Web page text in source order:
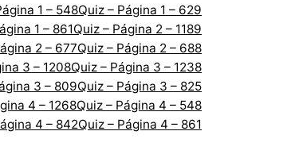
1 – 548Quiz – Página 1 – 629
1 – 861Quiz – Página 2 – 1189
2 – 677Quiz – Página 2 – 688
3 – 1208Quiz – Página 3 – 1238
3 – 809Quiz – Página 3 – 825
4 – 1268Quiz – Página 4 – 548
4 – 842Quiz – Página 4 – 861